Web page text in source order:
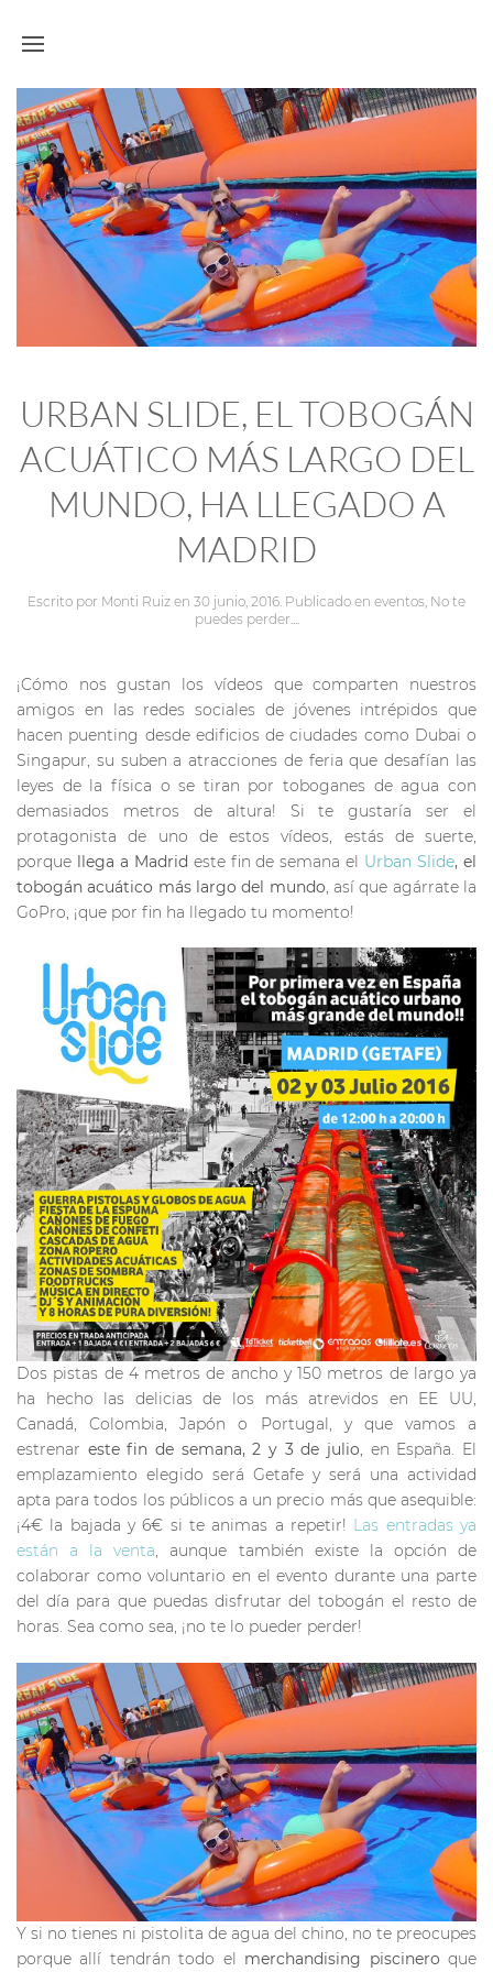
URBAN SLIDE, EL TOBOGÁN
ACUÁTICO MÁS LARGO DEL
MUNDO, HA LLEGADO A
MADRID
Escrito por Monti Ruiz en 30 junio, 2016. Publicado en eventos, No te
puedes perder....
¡Cómo nos gustan los vídeos que comparten nuestros
amigos en las redes sociales de jóvenes intrépidos que
hacen puenting desde edificios de ciudades como Dubai o
Singapur, su suben a atracciones de feria que desafían las
leyes de la física o se tiran por toboganes de agua con
demasiados metros de altura! Si te gustaría ser el
protagonista de uno de estos vídeos, estás de suerte,
porque
llega a Madrid este fin de semana el Urban Slide, el
tobogán acuático más largo del mundo, así que agárrate la
GoPro, ¡que por fin ha llegado tu momento!
Dos pistas de 4 metros de ancho y 150 metros de largo ya
ha hecho las delicias de los más atrevidos en EE UU,
Canadá, Colombia, Japón o Portugal, y que vamos a
estrenar este fin de semana, 2 y 3 de julio, en España. El
emplazamiento elegido será Getafe y será una actividad
apta para todos los públicos a un precio más que asequible:
¡4€ la bajada y 6€ si te animas a repetir! Las entradas ya
están a la venta, aunque también existe la opción de
colaborar como voluntario en el evento durante una parte
del día para que puedas disfrutar del tobogán el resto de
horas. Sea como sea, ¡no te lo pueder perder!
Y si no tienes ni pistolita de agua del chino, no te preocupes
porque allí tendrán todo el merchandising piscinero que